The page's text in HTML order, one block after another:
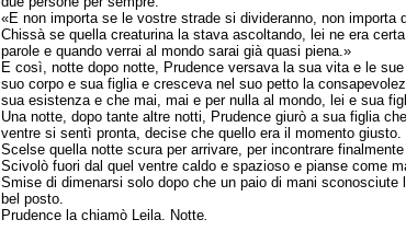
«E non importa se le vostre strade si divideranno, non
Chissà se quella creaturina la stava ascoltando, lei ne era
parole e quando verrai al mondo sarai già quasi piena.»
E così, notte dopo notte, Prudence versava la sua vita e le
suo corpo e sua figlia e cresceva nel suo petto la
sua esistenza e che mai, mai e per nulla al mondo, lei e sua
Una notte, dopo tante altre notti, Prudence giurò a sua figlia
ventre si sentì pronta, decise che quello era il momento giusto.
Scelse quella notte scura per arrivare, per incontrare
Scivolò fuori dal quel ventre caldo e spazioso e pianse come
Smise di dimenarsi solo dopo che un paio di mani
bel posto.
Prudence la chiamò Leila. Notte.